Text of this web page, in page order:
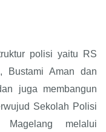
polisi yaitu RS
Bustami Aman dan
juga membangun
Sekolah Polisi
melalui